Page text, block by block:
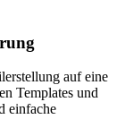
auf eine
Templates und
einfache